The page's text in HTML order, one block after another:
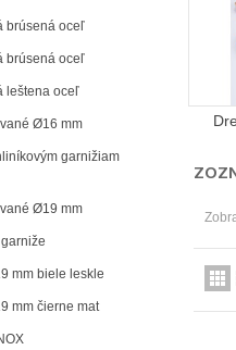
brúsená oceľ
brúsená oceľ
leštena oceľ
Ø16 mm
garnižiam
Ø19 mm
mm biele leskle
mm čierne mat